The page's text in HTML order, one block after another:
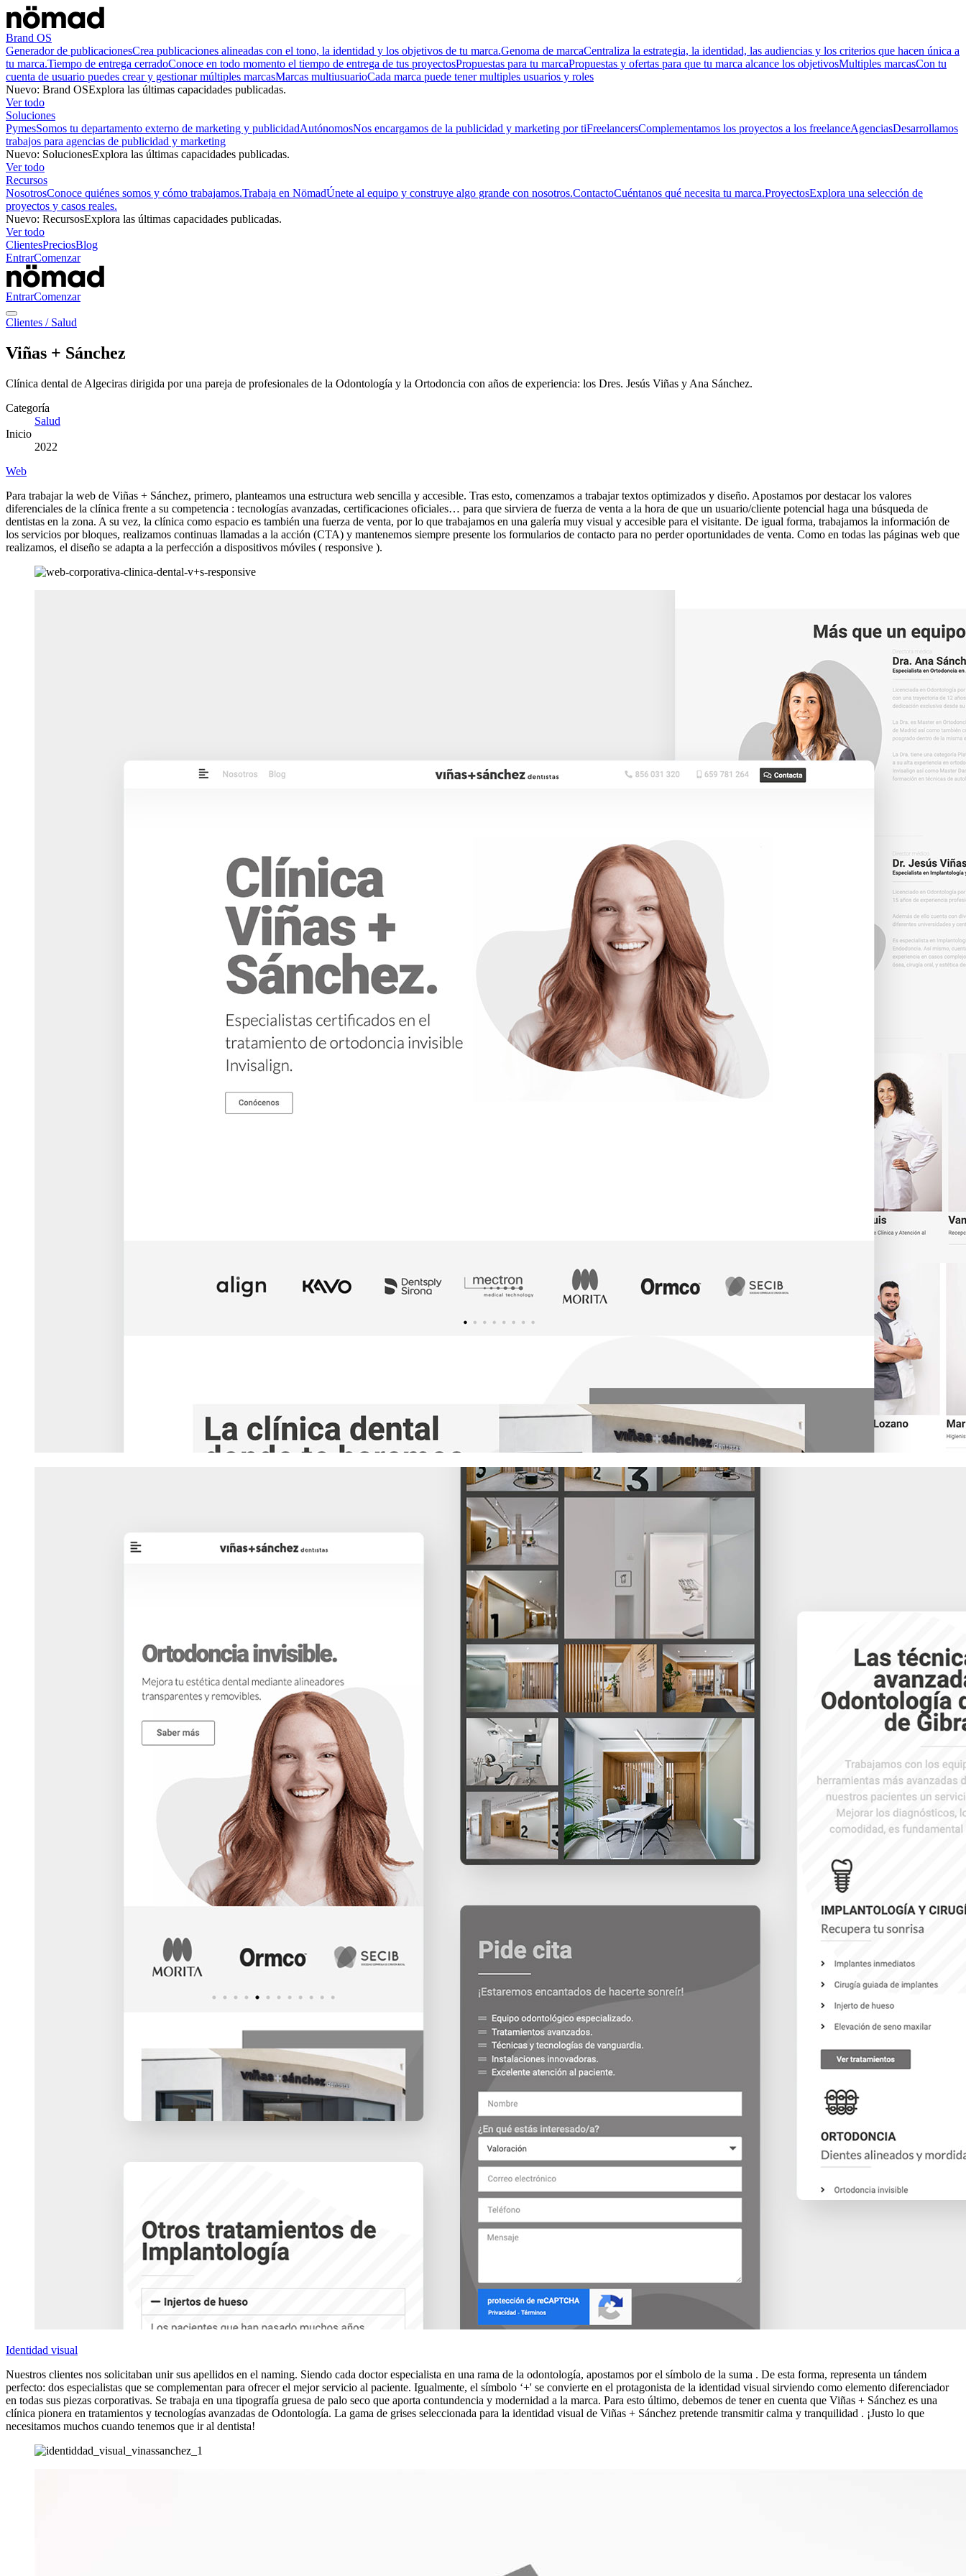
Brand OS
Generador de publicacionesCrea publicaciones alineadas con el tono, la identidad y los objetivos de tu marca.Genoma de marcaCentraliza la estrategia, la identidad, las audiencias y los criterios que hacen única a
tu marca.Tiempo de entrega cerradoConoce en todo momento el tiempo de entrega de tus proyectosPropuestas para tu marcaPropuestas y ofertas para que tu marca alcance los objetivosMultiples marcasCon tu
cuenta de usuario puedes crear y gestionar múltiples marcasMarcas multiusuarioCada marca puede tener multiples usuarios y roles
Nuevo: Brand OSExplora las últimas capacidades publicadas.
Ver todo
Soluciones
PymesSomos tu departamento externo de marketing y publicidadAutónomosNos encargamos de la publicidad y marketing por tiFreelancersComplementamos los proyectos a los freelanceAgenciasDesarrollamos
trabajos para agencias de publicidad y marketing
Nuevo: SolucionesExplora las últimas capacidades publicadas.
Ver todo
Recursos
NosotrosConoce quiénes somos y cómo trabajamos.Trabaja en NömadÚnete al equipo y construye algo grande con nosotros.ContactoCuéntanos qué necesita tu marca.ProyectosExplora una selección de
proyectos y casos reales.
Nuevo: RecursosExplora las últimas capacidades publicadas.
Ver todo
ClientesPreciosBlog
EntrarComenzar
EntrarComenzar
Clientes / Salud
Viñas + Sánchez
Clínica dental de Algeciras dirigida por una pareja de profesionales de la Odontología y la Ortodoncia con años de experiencia: los Dres. Jesús Viñas y Ana Sánchez.
Categoría
Salud
Inicio
2022
Web
Para trabajar la web de Viñas + Sánchez, primero, planteamos una estructura web sencilla y accesible. Tras esto, comenzamos a trabajar textos optimizados y diseño. Apostamos por destacar los valores
diferenciales de la clínica frente a su competencia : tecnologías avanzadas, certificaciones oficiales… para que sirviera de fuerza de venta a la hora de que un usuario/cliente potencial haga una búsqueda de
dentistas en la zona. A su vez, la clínica como espacio es también una fuerza de venta, por lo que trabajamos en una galería muy visual y accesible para el visitante. De igual forma, trabajamos la información de
los servicios por bloques, realizamos continuas llamadas a la acción (CTA) y mantenemos siempre presente los formularios de contacto para no perder oportunidades de venta. Como en todas las páginas web que
realizamos, el diseño se adapta a la perfección a dispositivos móviles ( responsive ).
Identidad visual
Nuestros clientes nos solicitaban unir sus apellidos en el naming. Siendo cada doctor especialista en una rama de la odontología, apostamos por el símbolo de la suma . De esta forma, representa un tándem
perfecto: dos especialistas que se complementan para ofrecer el mejor servicio al paciente. Igualmente, el símbolo ‘+' se convierte en el protagonista de la identidad visual sirviendo como elemento diferenciador
en todas sus piezas corporativas. Se trabaja en una tipografía gruesa de palo seco que aporta contundencia y modernidad a la marca. Para esto último, debemos de tener en cuenta que Viñas + Sánchez es una
clínica pionera en tratamientos y tecnologías avanzadas de Odontología. La gama de grises seleccionada para la identidad visual de Viñas + Sánchez pretende transmitir calma y tranquilidad . ¡Justo lo que
necesitamos muchos cuando tenemos que ir al dentista!